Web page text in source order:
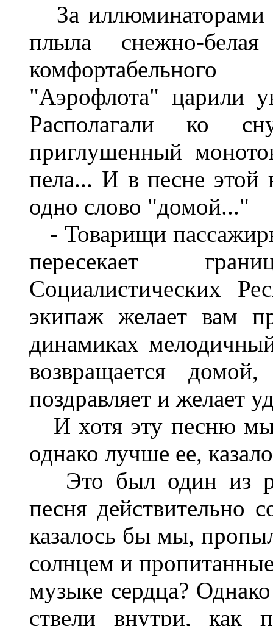
За иллюминаторами
плыла
снеж­но-белая
комфортабельного
"Аэрофлота" царили
Распо­лагали
ко
приглушенный
пела... И в песне этой
одно слово "домой..."
- Товарищи
пересекает
Социалистических
экипаж желает вам
динамиках
возвращается
до­мой
поздравляет и желает
И хотя эту песню
однако лучше ее,
Это был один из
песня действи­тельно
казалось бы мы,
солнцем и
музыке сердца? Однако
ствели
внутри,как